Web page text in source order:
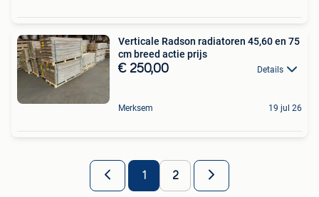
Verticale Radson radiatoren 45,60 en 75
cm breed actie prijs
€ 250,00 Details
Merksem 19 jul 26
1 2